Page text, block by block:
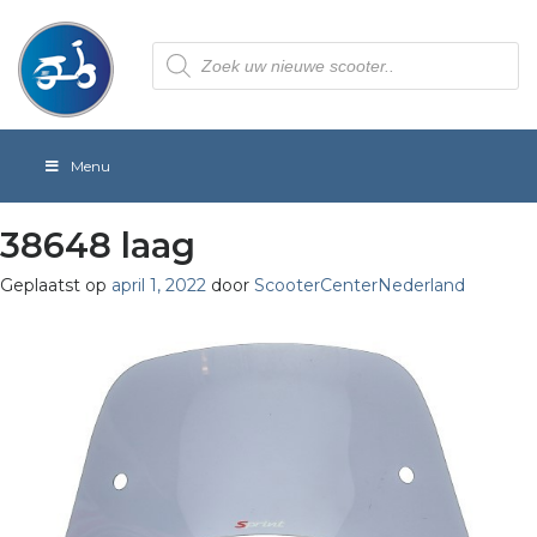
Producten
zoeken
Menu
38648 laag
Geplaatst op april 1, 2022 door ScooterCenterNederland